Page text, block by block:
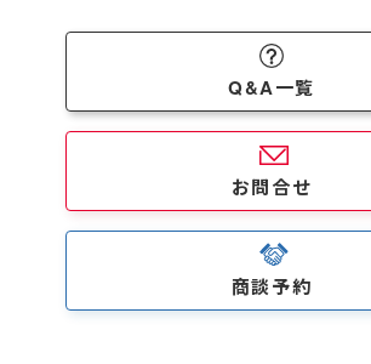
Q&A一覧
お問合せ
商談予約